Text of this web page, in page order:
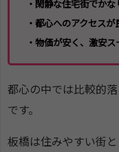
・閑静な住宅街でか
・都心へのアクセス
・物価が安く、激安
都心の中では比較的
です。
板橋は住みやすい街